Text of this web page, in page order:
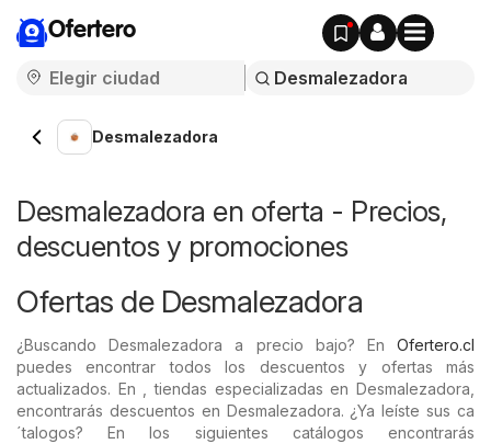
Ofertero
Desmalezadora
Desmalezadora en oferta - Precios,
descuentos y promociones
Ofertas de Desmalezadora
¿Buscando Desmalezadora a precio bajo? En Ofertero.cl
puedes encontrar todos los descuentos y ofertas más
actualizados. En , tiendas especializadas en Desmalezadora,
encontrarás descuentos en Desmalezadora. ¿Ya leíste sus ca
´talogos? En los siguientes catálogos encontrarás